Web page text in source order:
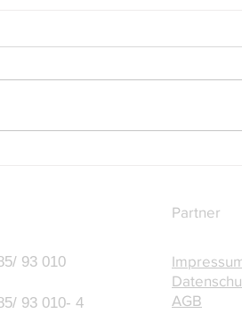
93 010
93 010- 4
AGB
Partner